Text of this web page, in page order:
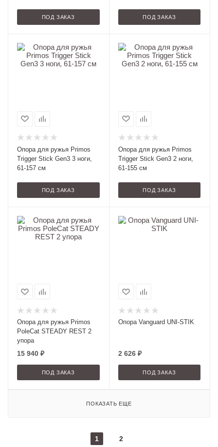
ПОД ЗАКАЗ ПОД ЗАКАЗ
Опора для ружья Primos
Trigger Stick Gen3 3 ноги,
61-157 см
ПОД ЗАКАЗ
Опора для ружья Primos
Trigger Stick Gen3 2 ноги,
61-155 см
ПОД ЗАКАЗ
Опора для ружья Primos
PoleCat STEADY REST 2
упора
15 940 ₽
ПОД ЗАКАЗ
Опора Vanguard UNI-STIK
2 626₽
ПОД ЗАКАЗ
ПОКАЗАТЬ ЕЩЕ
1 2